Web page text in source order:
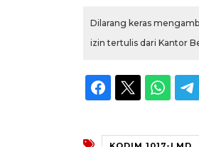
Dilarang keras
izin tertulis dari Kantor